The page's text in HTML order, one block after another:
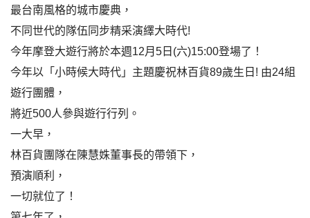
最台南風格的城市慶典，
不同世代的隊伍同步精采演繹大時代!
今年摩登大遊行將於本週12月5日(六)15:00登場了！
今年以「小時候大時代」主題慶祝林百貨89歲生日! 由24組
遊行團體，
將近500人參與遊行行列。
一大早，
林百貨團隊在陳慧姝董事長的帶領下，
預演順利，
一切就位了！